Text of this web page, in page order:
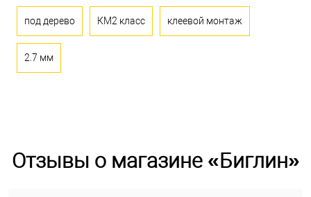
под дерево КМ2 класс клеевой монтаж
2.7 мм
Отзывы о магазине «Биглин»